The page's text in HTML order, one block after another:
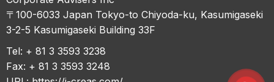
〒100-6033 Japan Tokyo-to Chiyoda-ku, Kasumigaseki
3-2-5 Kasumigaseki Building 33F
Tel: + 81 3 3593 3238
Fax: + 81 3 3593 3248